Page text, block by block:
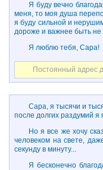
Я буду вечно
меня, то моя душа
я буду сильной и
дороже и важнее быть
Я люблю тебя, Сара!
Постоянный адрес
Сара, я тысячи и
после долгих раздумий
Но я все же хочу
человеком на свете,
секунду в минуту...
Я бесконечно